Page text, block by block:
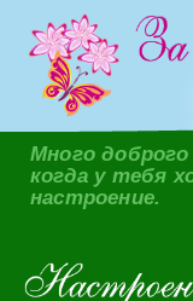
Много
когда у тебя
настроение.